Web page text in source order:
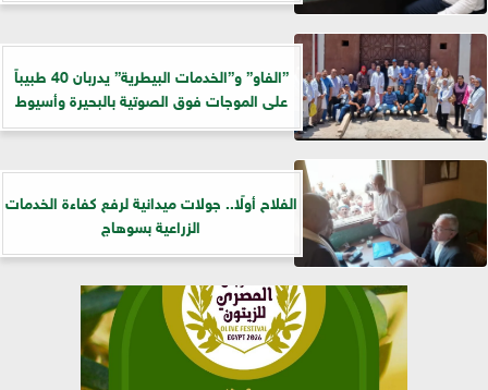
”الفاو” و”الخدمات البيطرية” يدربان 40 طبيباً
على الموجات فوق الصوتية بالبحيرة وأسيوط
الفلاح أولًا.. جولات ميدانية لرفع كفاءة الخدمات
الزراعية بسوهاج